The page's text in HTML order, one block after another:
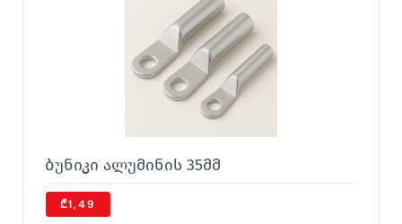
ბუნიკი ალუმინის 35მმ
₾1,49